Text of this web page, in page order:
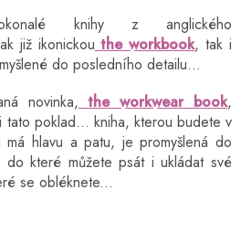
knihy z anglického
již ikonickou the workbook, tak i
do posledního detailu...
novinka, the workwear book,
tato poklad... kniha, kterou budete v
hlavu a patu, je promyšlená do
do které můžete psát i ukládat své
se obléknete...